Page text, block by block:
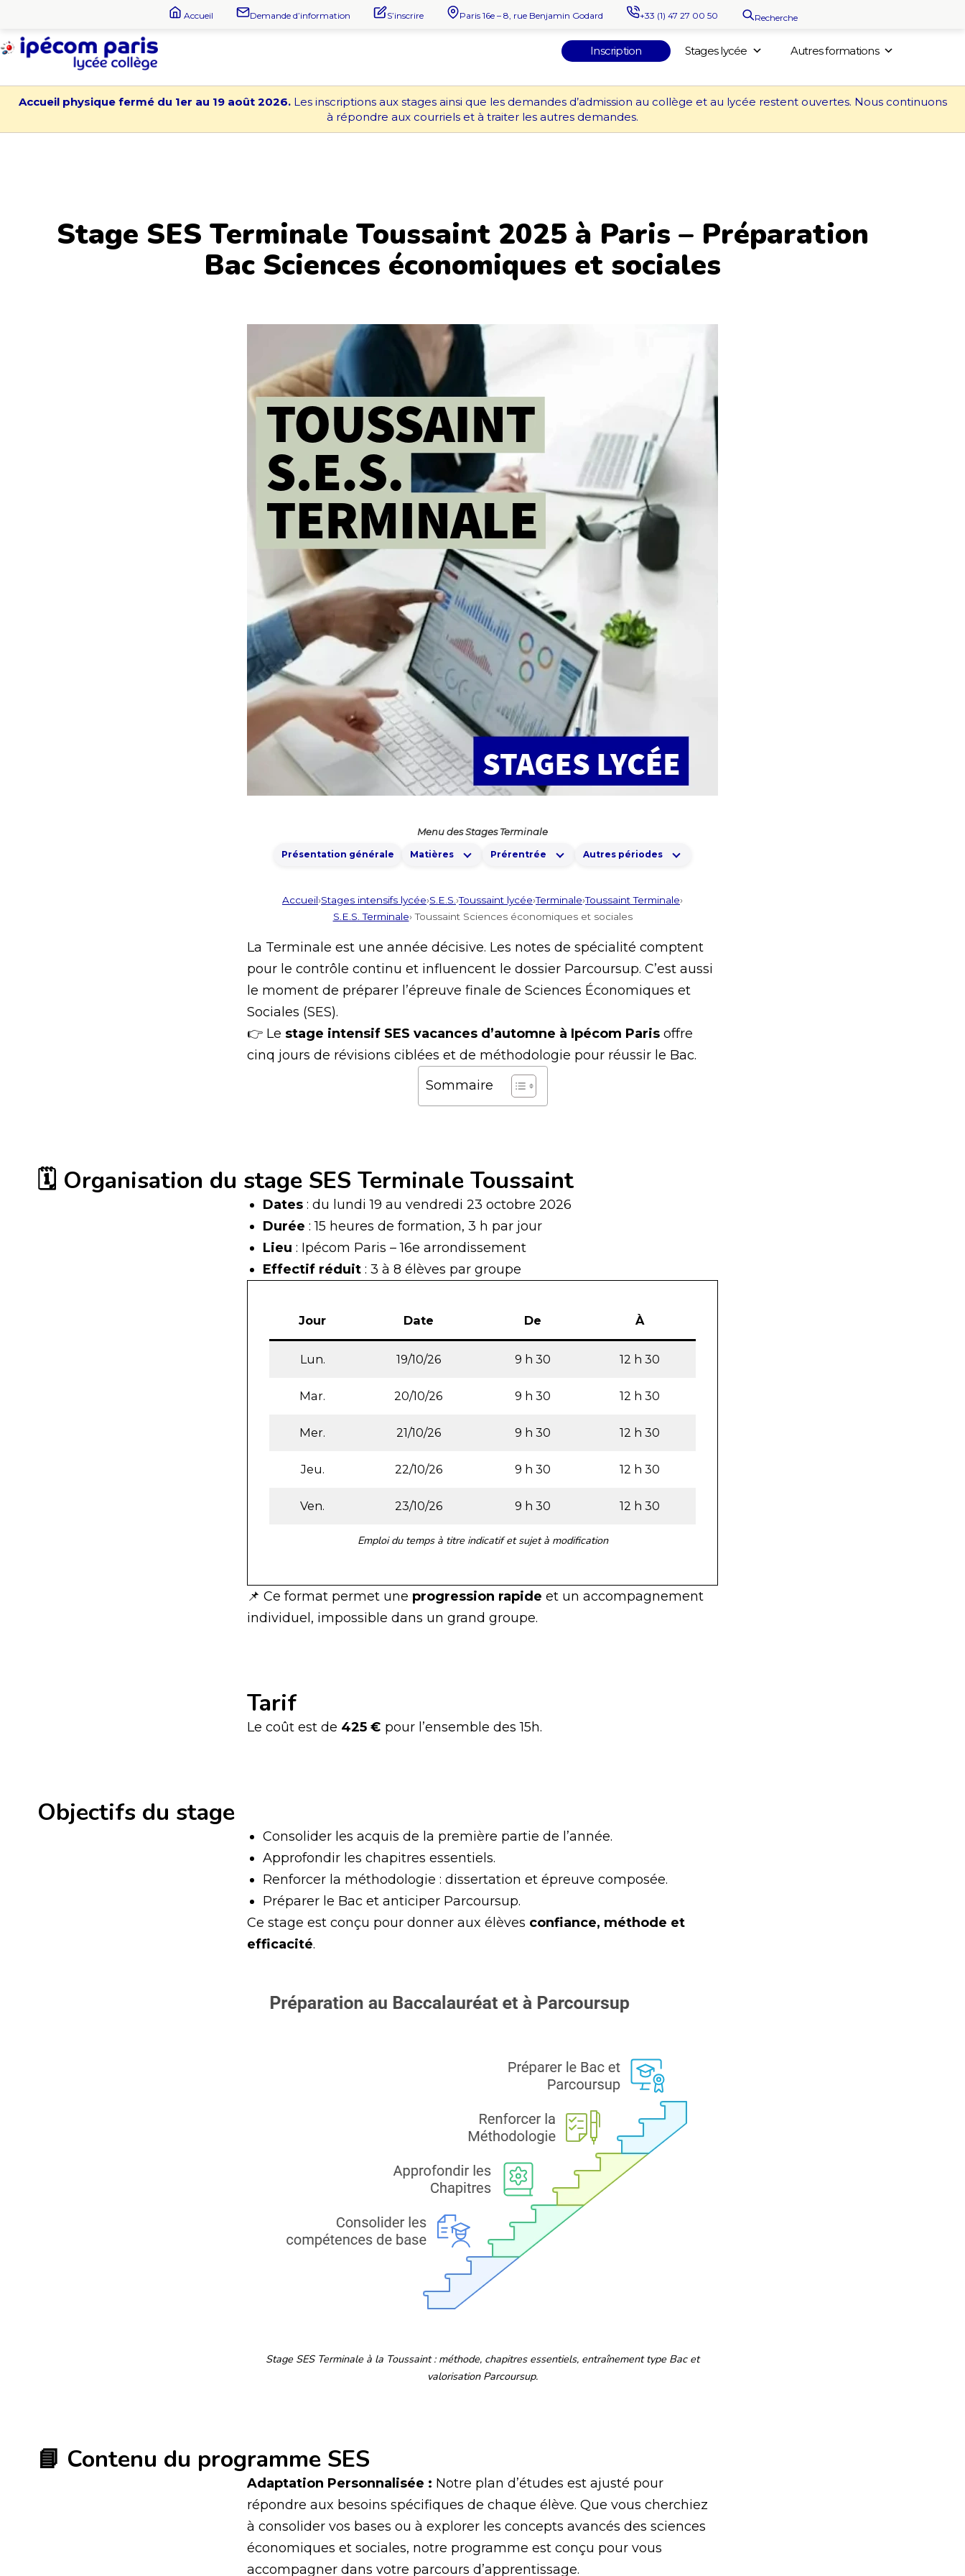
contenu
Accueil Demande d’information S’inscrire Paris 16e – 8, rue Benjamin Godard +33 (1) 47 27 00 50 Recherche
Inscription Stages lycée Autres formations
Accueil physique fermé du 1er au 19 août 2026.Les inscriptions aux stages ainsi que les demandes d’admission au collège et au lycée restent ouvertes. Nous continuons
à répondre aux courriels et à traiter les autres demandes.
Stage SES Terminale Toussaint 2025 à Paris – Préparation
Bac Sciences économiques et sociales
Menu des Stages Terminale
Présentation générale Matières Prérentrée Autres périodes
Accueil›Stages intensifs lycée›S.E.S. ›Toussaint lycée›Terminale›Toussaint Terminale›
S.E.S. Terminale› Toussaint Sciences économiques et sociales
La Terminale est une année décisive. Les notes de spécialité comptent
pour le contrôle continu et influencent le dossier Parcoursup. C’est aussi
le moment de préparer l’épreuve finale de Sciences Économiques et
Sociales (SES).
👉 Le stage intensif SES vacances d’automne à Ipécom Paris offre
cinq jours de révisions ciblées et de méthodologie pour réussir le Bac.
Sommaire
🗓️ Organisation du stage SES Terminale Toussaint
Dates: du lundi 19 au vendredi 23 octobre 2026
Durée : 15 heures de formation, 3 h par jour
Lieu : Ipécom Paris – 16e arrondissement
Effectif réduit: 3 à 8 élèves par groupe
Jour Date De À
Lun. 19/10/26 9 h 30 12 h 30
Mar. 20/10/26 9 h 30 12 h 30
Mer. 21/10/26 9 h 30 12 h 30
Jeu. 22/10/26 9 h 30 12 h 30
Ven. 23/10/26 9 h 30 12 h 30
Emploi du temps à titre indicatif et sujet à modification
📌 Ce format permet une progression rapide et un accompagnement
individuel, impossible dans un grand groupe.
Tarif
Le coût est de 425 € pour l’ensemble des 15h.
Objectifs du stage
Consolider les acquis de la première partie de l’année.
Approfondir les chapitres essentiels.
Renforcer la méthodologie : dissertation et épreuve composée.
Préparer le Bac et anticiper Parcoursup.
Ce stage est conçu pour donner aux élèves confiance, méthode et
efficacité.
Stage SES Terminale à la Toussaint : méthode, chapitres essentiels, entraînement type Bac et
valorisation Parcoursup.
📘 Contenu du programme SES
Adaptation Personnalisée : Notre plan d’études est ajusté pour
répondre aux besoins spécifiques de chaque élève. Que vous cherchiez
à consolider vos bases ou à explorer les concepts avancés des sciences
économiques et sociales, notre programme est conçu pour vous
accompagner dans votre parcours d’apprentissage.